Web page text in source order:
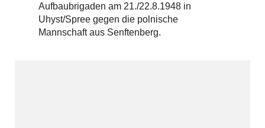
Aufbaubrigaden am 21./22.8.1948 in
Uhyst/Spree gegen die polnische
Mannschaft aus Senftenberg.